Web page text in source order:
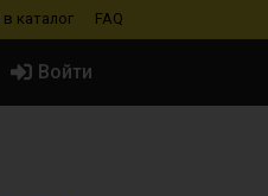
в каталог FAQ
Войти